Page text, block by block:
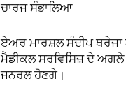
ਚਾਰਜ ਸੰਭਾਲਿਆ
ਏਅਰ ਮਾਰਸ਼ਲ ਸੰਦੀਪ
ਮੈਡੀਕਲ ਸਰਵਿਸਿਜ਼ ਦੇ
ਜਨਰਲ ਹੋਣਗੇ।